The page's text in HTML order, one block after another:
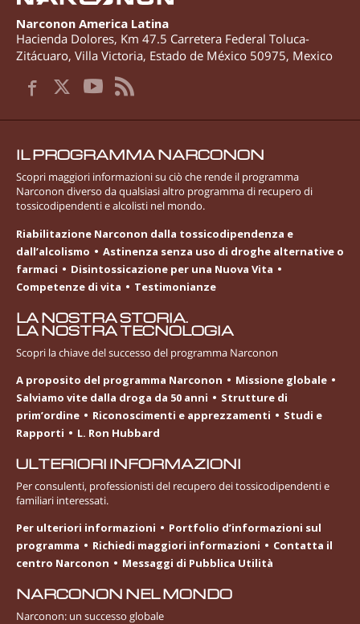
Narconon America Latina
Hacienda Dolores, Km 47.5 Carretera Federal Toluca-
Zitácuaro, Villa Victoria, Estado de México 50975, Mexico
IL PROGRAMMA NARCONON
Scopri maggiori informazioni su ciò che rende il programma
Narconon diverso da qualsiasi altro programma di recupero di
tossicodipendenti e alcolisti nel mondo.
Riabilitazione Narconon dalla tossicodipendenza e
dall’alcolismo
Astinenza senza uso di droghe alternative o
farmaci
Disintossicazione per una Nuova Vita
Competenze di vita
Testimonianze
LA NOSTRA STORIA.
LA NOSTRA TECNOLOGIA
Scopri la chiave del successo del programma Narconon
A proposito del programma Narconon
Missione globale
Salviamo vite dalla droga da 50 anni
Strutture di
prim’ordine
Riconoscimenti e apprezzamenti
Studi e
Rapporti
L. Ron Hubbard
ULTERIORI INFORMAZIONI
Per consulenti, professionisti del recupero dei tossicodipendenti e
familiari interessati.
Per ulteriori informazioni
Portfolio d’informazioni sul
programma
Richiedi maggiori informazioni
Contatta il
centro Narconon
Messaggi di Pubblica Utilità
NARCONON NEL MONDO
Narconon: un successo globale